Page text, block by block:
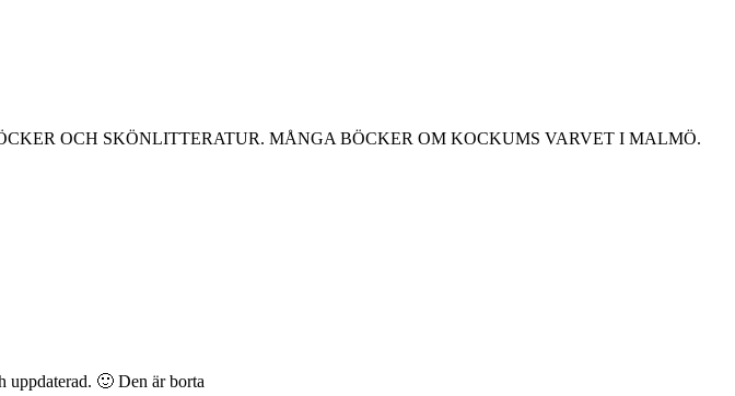
OCH SKÖNLITTERATUR. MÅNGA BÖCKER OM KOCKUMS VARVET I MALMÖ.
uppdaterad. 🙂 Den är borta